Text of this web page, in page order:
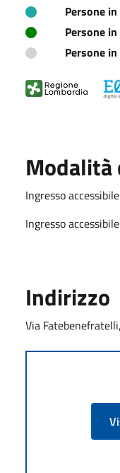
Persone
Persone
Persone
Modalità
Ingresso
Ingresso
Indirizzo
Via